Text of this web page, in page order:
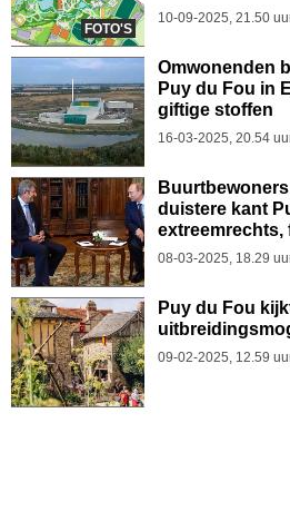
FOTO'S
10-09-2025, 21.50
Omwonenden
Puy du Fou in
giftige stoffen
16-03-2025, 20.54
duistere kant
extreemrechts,
08-03-2025, 18.29
Puy du Fou
09-02-2025, 12.59